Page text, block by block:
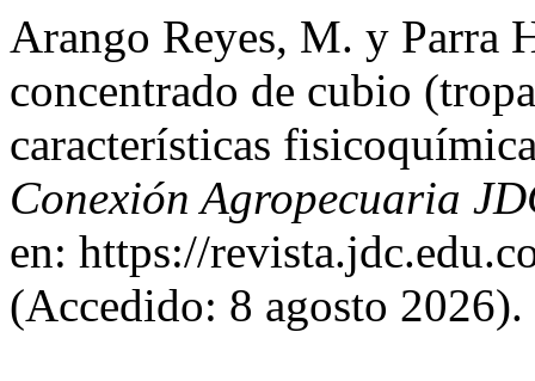
Arango Reyes, M. y Parra
concentrado de cubio
características
Conexión Agropecuaria
en: https://
(Accedido: 8 agosto 2026).